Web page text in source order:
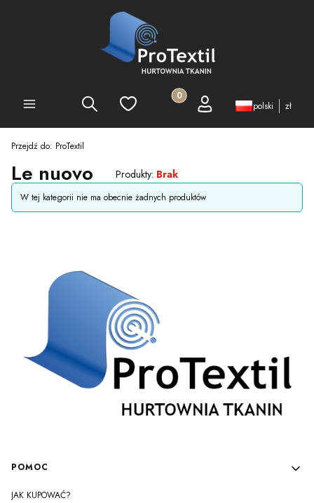
PEŁNA OFERTA Szukaj Ulubione Produkty w koszyku: 0. Zobacz
Koszyk Zaloguj się polski zł
Przejdź do: ProTextil
Le nuovo Produkty: Brak
Lista produktów
W tej kategorii nie ma obecnie żadnych produktów
Linki w stopce
POMOC
JAK KUPOWAĆ?